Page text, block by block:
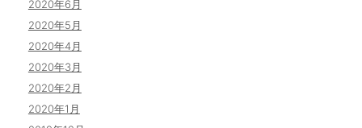
2020年6月
2020年5月
2020年4月
2020年3月
2020年2月
2020年1月